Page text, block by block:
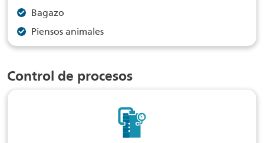
Bagazo
Piensos animales
Control de procesos